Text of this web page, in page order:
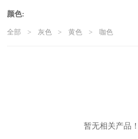
颜色:
全部 灰色 黄色 咖色
暂无相关产品！